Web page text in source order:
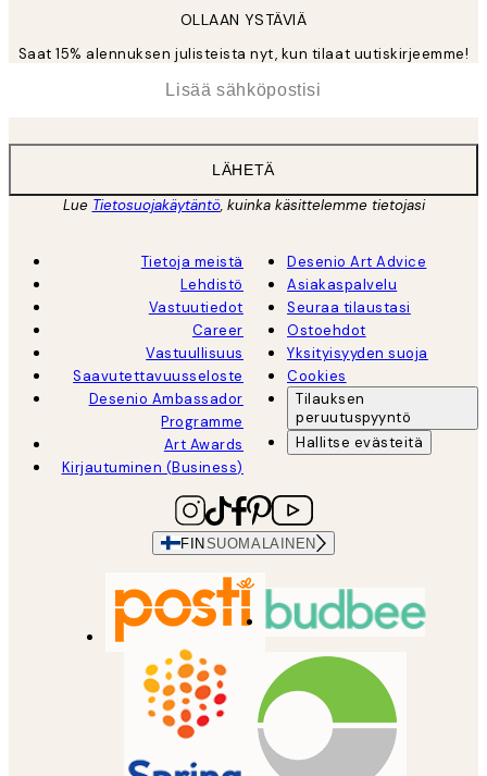
OLLAAN YSTÄVIÄ
Saat 15% alennuksen julisteista nyt, kun tilaat uutiskirjeemme!
LÄHETÄ
Lue Tietosuojakäytäntö, kuinka käsittelemme tietojasi
Tietoja meistä
Lehdistö
Vastuutiedot
Career
Vastuullisuus
Saavutettavuusseloste
Desenio Ambassador
Programme
Art Awards
Kirjautuminen (Business)
Desenio Art Advice
Asiakaspalvelu
Seuraa tilaustasi
Ostoehdot
Yksityisyyden suoja
Cookies
Tilauksen
peruutuspyyntö
Hallitse evästeitä
FINSUOMALAINEN